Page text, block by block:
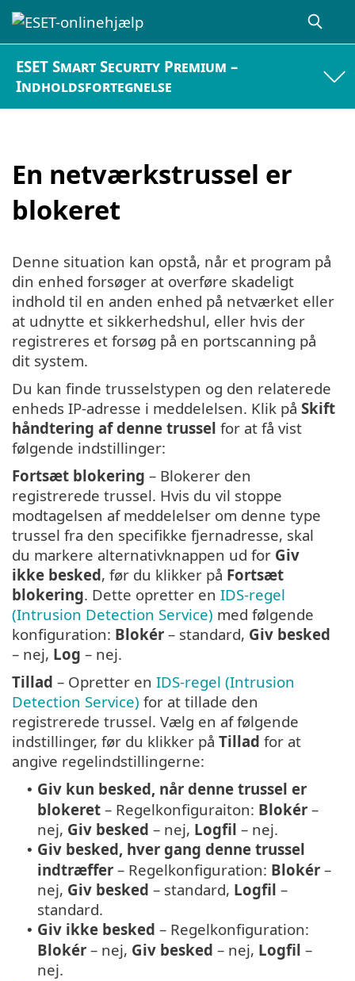
ESET Smart Security Premium –
Indholdsfortegnelse
En netværkstrussel er
blokeret
Denne situation kan opstå, når et program på
din enhed forsøger at overføre skadeligt
indhold til en anden enhed på netværket eller
at udnytte et sikkerhedshul, eller hvis der
registreres et forsøg på en portscanning på
dit system.
Du kan finde trusselstypen og den relaterede
enheds IP-adresse i meddelelsen. Klik på Skift
håndtering af denne trussel for at få vist
følgende indstillinger:
Fortsæt blokering – Blokerer den
registrerede trussel. Hvis du vil stoppe
modtagelsen af meddelelser om denne type
trussel fra den specifikke fjernadresse, skal
du markere alternativknappen ud for Giv
ikke besked, før du klikker på Fortsæt
blokering. Dette opretter en IDS-regel
(Intrusion Detection Service) med følgende
konfiguration: Blokér – standard, Giv besked
– nej, Log – nej.
Tillad – Opretter en IDS-regel (Intrusion
Detection Service) for at tillade den
registrerede trussel. Vælg en af følgende
indstillinger, før du klikker på Tillad for at
angive regelindstillingerne:
• Giv kun besked, når denne trussel er
blokeret – Regelkonfiguraiton: Blokér –
nej, Giv besked – nej, Logfil – nej.
• Giv besked, hver gang denne trussel
indtræffer – Regelkonfiguration: Blokér –
nej, Giv besked – standard, Logfil –
standard.
• Giv ikke besked – Regelkonfiguration:
Blokér – nej, Giv besked – nej, Logfil –
nej.